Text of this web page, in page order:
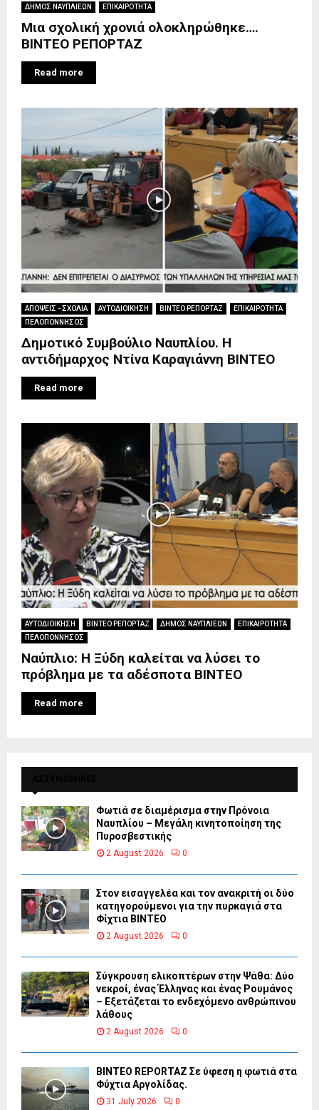
ΔΗΜΟΣ ΝΑΥΠΛΙΕΩΝ ΕΠΙΚΑΙΡΟΤΗΤΑ
Μια σχολική χρονιά ολοκληρώθηκε….
ΒΙΝΤΕΟ ΡΕΠΟΡΤΑΖ
Read more
ΑΠΟΨΕΙΣ - ΣΧΟΛΙΑ ΑΥΤΟΔΙΟΙΚΗΣΗ ΒΙΝΤΕΟ ΡΕΠΟΡΤΑΖ
ΕΠΙΚΑΙΡΟΤΗΤΑ
ΠΕΛΟΠΟΝΝΗΣΟΣ
Δημοτικό Συμβούλιο Ναυπλίου. Η
αντιδήμαρχος Ντίνα Καραγιάννη ΒΙΝΤΕΟ
Read more
ΑΥΤΟΔΙΟΙΚΗΣΗ ΒΙΝΤΕΟ ΡΕΠΟΡΤΑΖ ΔΗΜΟΣ ΝΑΥΠΛΙΕΩΝ
ΕΠΙΚΑΙΡΟΤΗΤΑ
ΠΕΛΟΠΟΝΝΗΣΟΣ
Ναύπλιο: Η Ξύδη καλείται να λύσει το
πρόβλημα με τα αδέσποτα ΒΙΝΤΕΟ
Read more
Φωτιά σε διαμέρισμα στην Πρόνοια
Ναυπλίου – Μεγάλη κινητοποίηση της
Πυροσβεστικής
2 August 2026 0
Στον εισαγγελέα και τον ανακριτή οι δύο
κατηγορούμενοι για την πυρκαγιά στα
Φίχτια ΒΙΝΤΕΟ
2 August 2026 0
Σύγκρουση ελικοπτέρων στην Ψάθα: Δύο
νεκροί, ένας Έλληνας και ένας Ρουμάνος
– Εξετάζεται το ενδεχόμενο ανθρώπινου
λάθους
2 August 2026 0
BINTEO REPORTAZ Σε ύφεση η φωτιά στα
Φύχτια Αργολίδας.
31 July 2026 0